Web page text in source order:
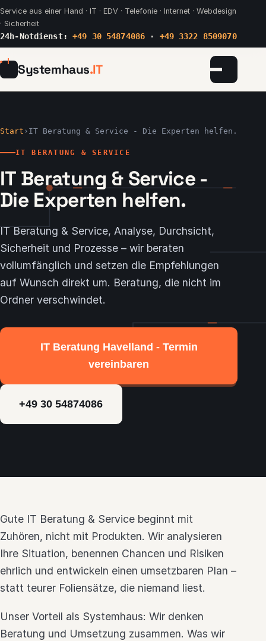
Service aus einer Hand · IT · EDV · Telefonie · Internet · Webdesign
· Sicherheit
24h-Notdienst:+49 30 54874086 · +49 3322 8509070
Systemhaus.IT Menü
Managed Services
Webdesign
Standorte
Themen
Kontakt
Start › IT Beratung & Service - Die Experten helfen.
IT BERATUNG & SERVICE
IT Beratung & Service -
Die Experten helfen.
IT Beratung & Service, Analyse, Durchsicht,
Sicherheit und Prozesse – wir beraten
vollumfänglich und setzen die Empfehlungen
auf Wunsch direkt um. Beratung, die nicht im
Ordner verschwindet.
IT Beratung Havelland - Termin
vereinbaren
+49 30 54874086
Gute IT Beratung & Service beginnt mit
Zuhören, nicht mit Produkten. Wir analysieren
Ihre Situation, benennen Chancen und Risiken
ehrlich und entwickeln einen umsetzbaren Plan –
statt teurer Foliensätze, die niemand liest.
Unser Vorteil als Systemhaus: Wir denken
Beratung und Umsetzung zusammen. Was wir